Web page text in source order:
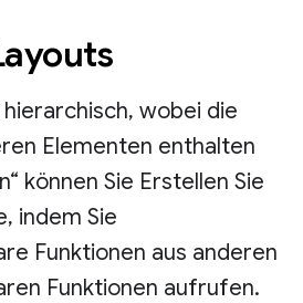
wobei die
Elementen enthalten
können Sie Erstellen Sie
indem Sie
Funktionen aus anderen
Funktionen aufrufen.